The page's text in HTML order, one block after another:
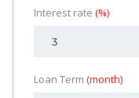
Interest rate (%)
Loan Term (month)